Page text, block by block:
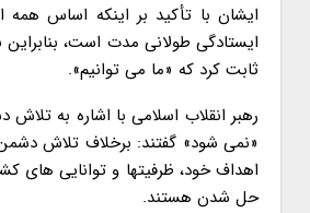
ایشان با تأکید بر اینکه اساس
ایستادگی طولانی مدت است،
ثابت کرد که «ما می توانیم».
رهبر انقلاب اسلامی با اشاره به
«نمی شود» گفتند: برخلاف تلاش
اهداف خود، ظرفیتها و توانایی
حل شدن هستند.